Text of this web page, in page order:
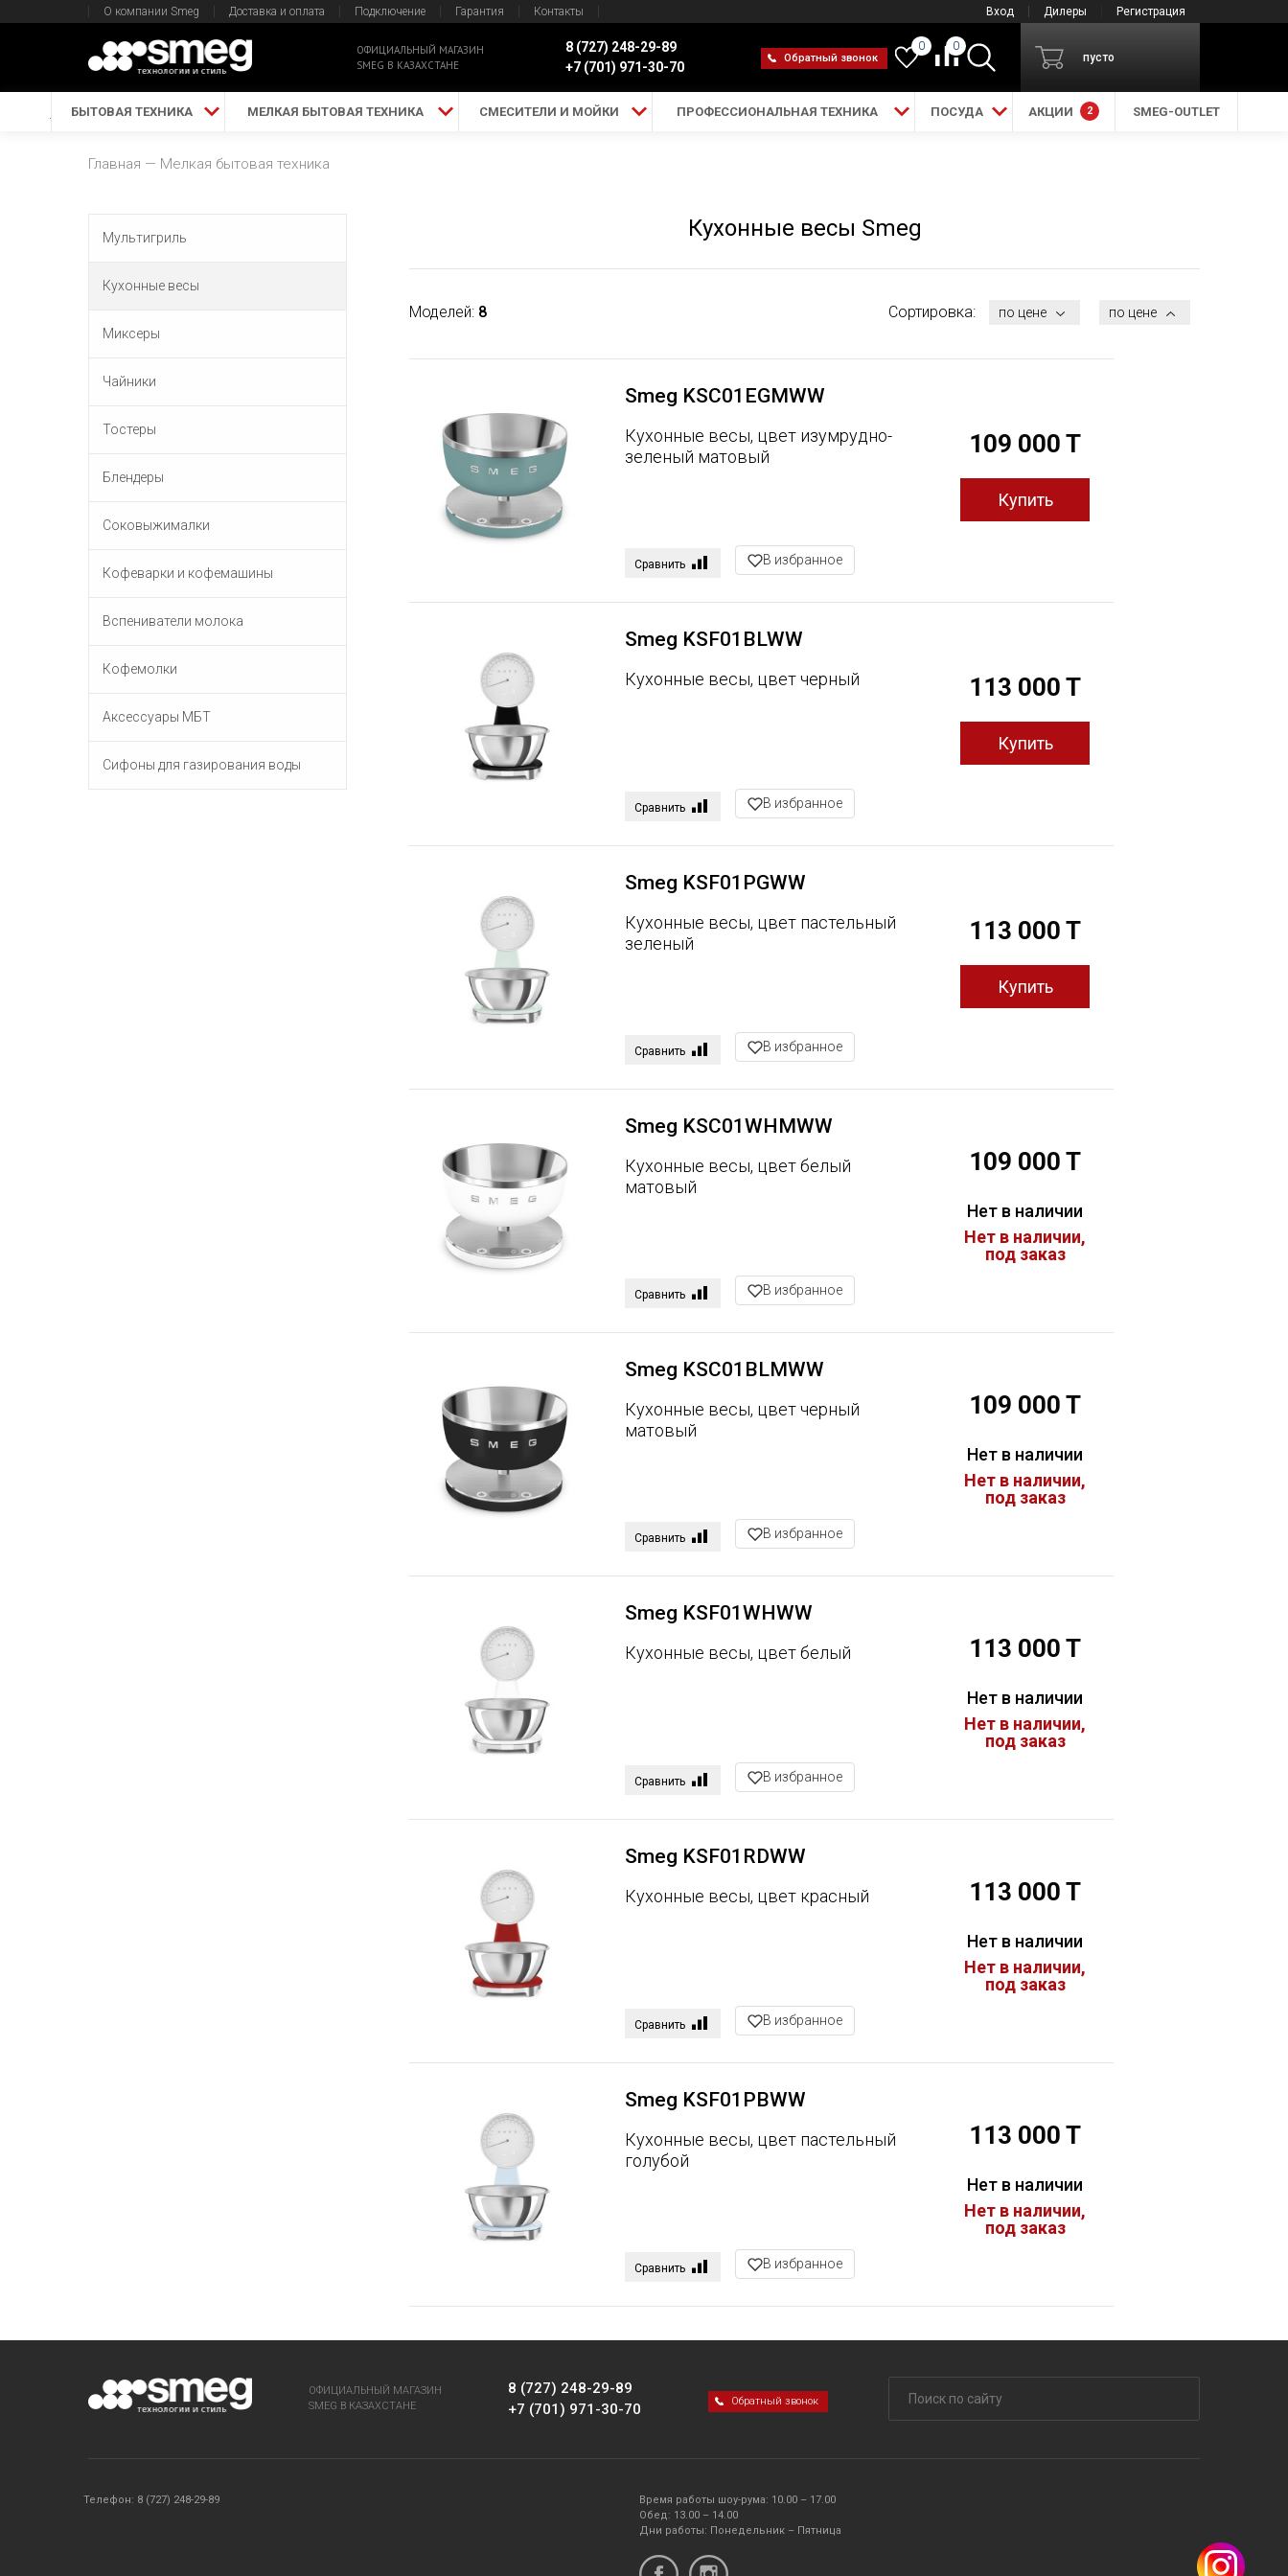
Вход Дилеры Регистрация
О компании Smeg Доставка и оплата Подключение Гарантия Контакты
ОФИЦИАЛЬНЫЙ МАГАЗИН
SMEG В КАЗАХСТАНЕ
8 (727) 248-29-89
+7 (701) 971-30-70
Обратный звонок
0
0
пусто
БЫТОВАЯ ТЕХНИКА МЕЛКАЯ БЫТОВАЯ ТЕХНИКА СМЕСИТЕЛИ И МОЙКИ ПРОФЕССИОНАЛЬНАЯ ТЕХНИКА ПОСУДА АКЦИИ 2 SMEG-OUTLET
Главная Мелкая бытовая техника
Мультигриль
Кухонные весы
Миксеры
Чайники
Тостеры
Блендеры
Соковыжималки
Кофеварки и кофемашины
Вспениватели молока
Кофемолки
Аксессуары МБТ
Сифоны для газирования воды
Кухонные весы Smeg
Моделей: 8 Сортировка: по цене по цене
Smeg KSC01EGMWW
Кухонные весы, цвет изумрудно-
зеленый матовый
Сравнить В избранное
109 000 T
Smeg KSF01BLWW
Кухонные весы, цвет черный
Сравнить В избранное
113 000 T
Smeg KSF01PGWW
Кухонные весы, цвет пастельный
зеленый
Сравнить В избранное
113 000 T
Smeg KSC01WHMWW
Кухонные весы, цвет белый
матовый
Сравнить В избранное
109 000 T
Нет в наличии
Нет в наличии,
под заказ
Smeg KSC01BLMWW
Кухонные весы, цвет черный
матовый
Сравнить В избранное
109 000 T
Нет в наличии
Нет в наличии,
под заказ
Smeg KSF01WHWW
Кухонные весы, цвет белый
Сравнить В избранное
113 000 T
Нет в наличии
Нет в наличии,
под заказ
Smeg KSF01RDWW
Кухонные весы, цвет красный
Сравнить В избранное
113 000 T
Нет в наличии
Нет в наличии,
под заказ
Smeg KSF01PBWW
Кухонные весы, цвет пастельный
голубой
Сравнить В избранное
113 000 T
Нет в наличии
Нет в наличии,
под заказ
ОФИЦИАЛЬНЫЙ МАГАЗИН
SMEG В КАЗАХСТАНЕ
8 (727) 248-29-89
+7 (701) 971-30-70
Обратный звонок
Телефон: 8 (727) 248-29-89
Время работы шоу-рума: 10.00 – 17.00
Обед: 13.00 – 14.00
Дни работы: Понедельник – Пятница